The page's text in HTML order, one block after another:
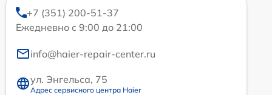
+7 (351) 200-51-37
Ежедневно с 9:00 до 21:00
info@haier-repair-center.ru
ул. Энгельса, 75
Адрес сервисного центра Haier